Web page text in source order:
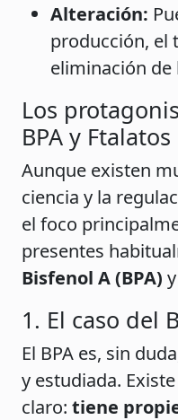
Alteración:
producción, el
eliminación de
Los
BPA y Ftalatos
Aunque existen
ciencia y la
el foco
presentes
Bisfenol A (BPA)
1. El caso del
El BPA es, sin
y estudiada.
claro: tiene